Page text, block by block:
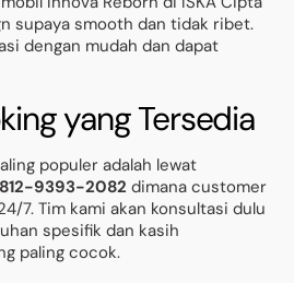
supaya smooth dan tidak ribet.
dengan mudah dan dapat
yang Tersedia
populer adalah lewat
9393-2082 dimana customer
7. Tim kami akan konsultasi dulu
spesifik dan kasih
paling cocok.